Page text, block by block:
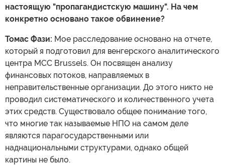
настоящую "пропагандистскую машину". На чем
конкретно основано такое обвинение?
Томас Фази: Мое расследование основано на отчете,
который я подготовил для венгерского аналитического
центра MCC Brussels. Он посвящен анализу
финансовых потоков, направляемых в
неправительственные организации. До этого никто не
проводил систематического и количественного учета
этих средств. Существовало общее понимание того,
что многие так называемые НПО на самом деле
являются парагосударственными или
наднациональными структурами, однако общей
картины не было.